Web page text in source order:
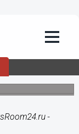
из-за
под
в
-